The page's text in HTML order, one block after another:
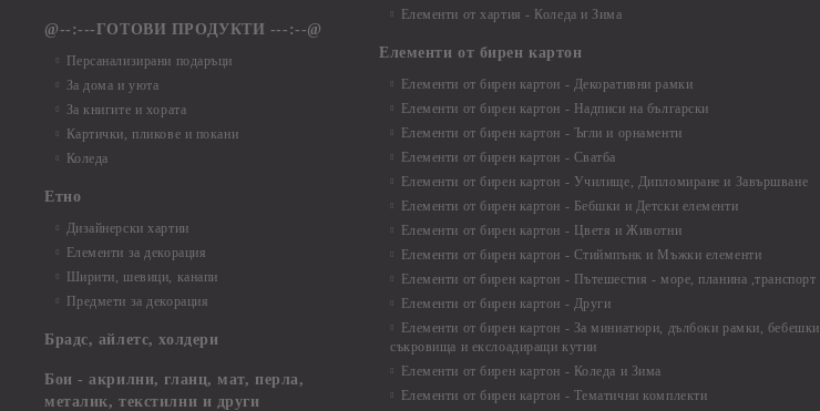
@--:---ГОТОВИ ПРОДУКТИ ---:--@
Персанализирани подаръци
За дома и уюта
За книгите и хората
Картички, пликове и покани
Коледа
Етно
Дизайнерски хартии
Елементи за декорация
Ширити, шевици, канапи
Предмети за декорация
Брадс, айлетс, холдери
Бои - акрилни, гланц, мат, перла,
металик, текстилни и други
Елементи от хартия - Коледа и Зима
Елементи от бирен картон
Елементи от бирен картон - Декоративни рамки
Елементи от бирен картон - Надписи на български
Елементи от бирен картон - Ъгли и орнаменти
Елементи от бирен картон - Сватба
Елементи от бирен картон - Училище, Дипломиране и Завършване
Елементи от бирен картон - Бебшки и Детски елементи
Елементи от бирен картон - Цветя и Животни
Елементи от бирен картон - Стиймпънк и Мъжки елементи
Елементи от бирен картон - Пътешестия - море, планина ,транспорт
Елементи от бирен картон - Други
Елементи от бирен картон - За миниатюри, дълбоки рамки, бебешки
съкровища и екслоадиращи кутии
Елементи от бирен картон - Коледа и Зима
Елементи от бирен картон - Тематични комплекти